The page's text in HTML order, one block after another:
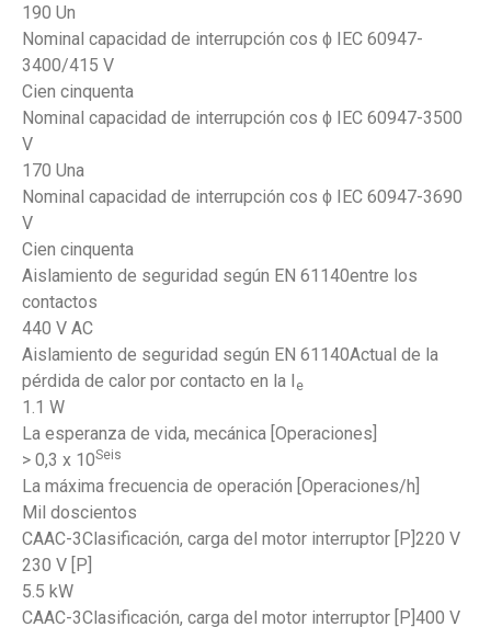
190 Un
Nominal capacidad de interrupción cos ϕ IEC 60947-
3400/415 V
Cien cinquenta
Nominal capacidad de interrupción cos ϕ IEC 60947-3500
V
170 Una
Nominal capacidad de interrupción cos ϕ IEC 60947-3690
V
Cien cinquenta
Aislamiento de seguridad según EN 61140entre los
contactos
440 V AC
Aislamiento de seguridad según EN 61140Actual de la
pérdida de calor por contacto en la I e
1.1 W
La esperanza de vida, mecánica [Operaciones]
> 0,3 x 10Seis
La máxima frecuencia de operación [Operaciones/h]
Mil doscientos
CAAC-3Clasificación, carga del motor interruptor [P]220 V
230 V [P]
5.5 kW
CAAC-3Clasificación, carga del motor interruptor [P]400 V